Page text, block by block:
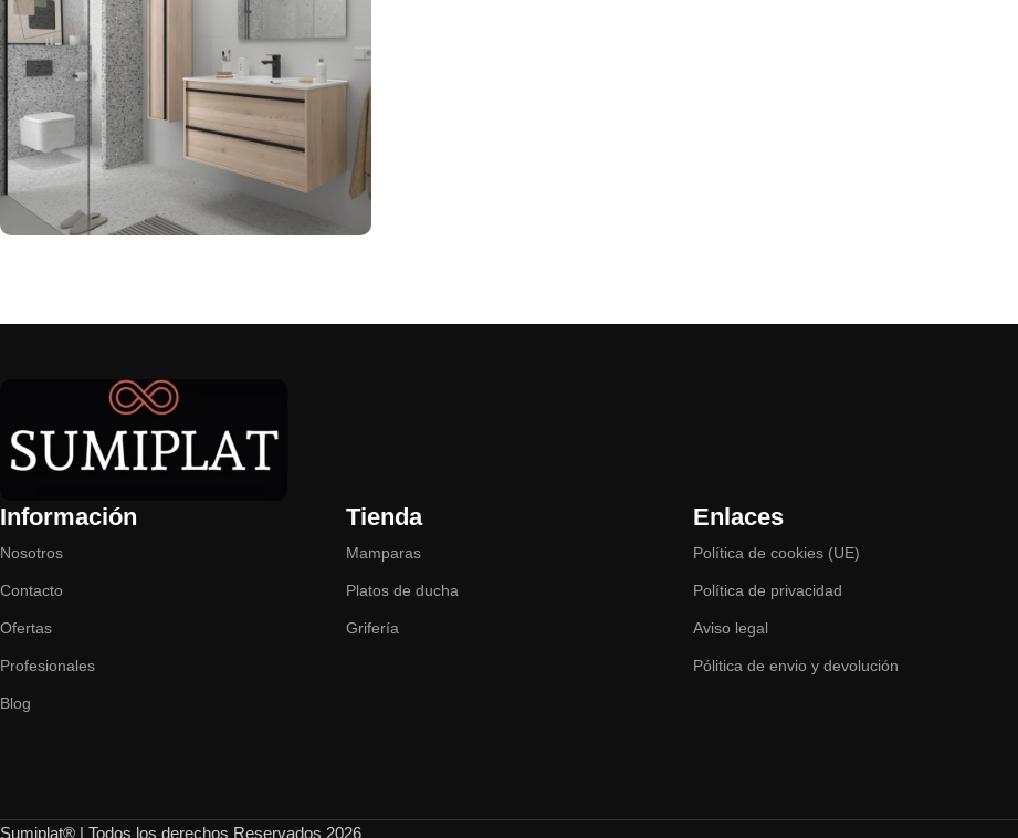
Información
Nosotros
Contacto
Ofertas
Profesionales
Blog
Tienda
Mamparas
Platos de ducha
Grifería
Enlaces
Política de cookies (UE)
Política de privacidad
Aviso legal
Pólitica de envio y devolución
Sumiplat® | Todos los derechos Reservados 2026